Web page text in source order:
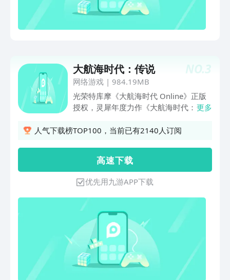
NO.3
大航海时代：传说
网络游戏| 984.19MB
光荣特库摩《大航海时代 Online》正版
授权，灵犀年度力作《大航海时代：传
启！7月2日来万人新服，共赴充满魅力
你将化身航海家，掌舵百种历史名舰，探
索港口与遗迹。你可以自由决定你的人生
一一以资本扩张港口、凭发掘缔造传说，
成就属于你的伟大时代！
更多
人气下载榜TOP100，当前已有2140人订阅
高 速 下 载
优先用九游APP下载